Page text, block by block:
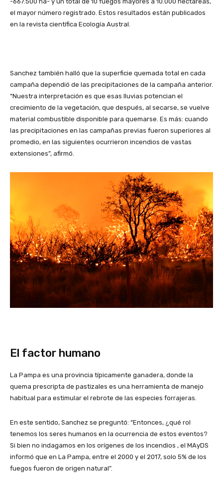
el mayor número registrado. Estos resultados están publicados
en la revista científica Ecología Austral.
Sanchez también halló que la superficie quemada total en cada
campaña dependió de las precipitaciones de la campaña anterior.
“Nuestra interpretación es que esas lluvias potencian el
crecimiento de la vegetación, que después, al secarse, se vuelve
material combustible disponible para quemarse. Es más: cuando
las precipitaciones en las campañas previas fueron superiores al
promedio, en las siguientes ocurrieron incendios de vastas
extensiones”, afirmó.
El factor humano
La Pampa es una provincia típicamente ganadera, donde la
quema prescripta de pastizales es una herramienta de manejo
habitual para estimular el rebrote de las especies forrajeras.
En este sentido, Sanchez se preguntó: “Entonces, ¿qué rol
tenemos los seres humanos en la ocurrencia de estos eventos?
Si bien no indagamos en los orígenes de los incendios , el MAyDS
informó que en La Pampa, entre el 2000 y el 2017, solo 5% de los
fuegos fueron de origen natural”.